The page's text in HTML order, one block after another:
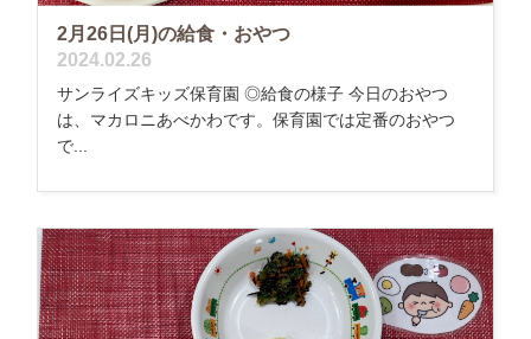
2月26日(月)の給食・おやつ
2024.02.26
サンライズキッズ保育園 ◎給食の様子 今日のおやつ
は、マカロニあべかわです。保育園では定番のおやつ
で...